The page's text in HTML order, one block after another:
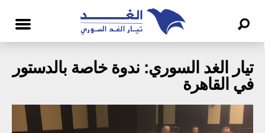
تيار الغد السوري: ندوة خاصة بالدستور
في القاهرة